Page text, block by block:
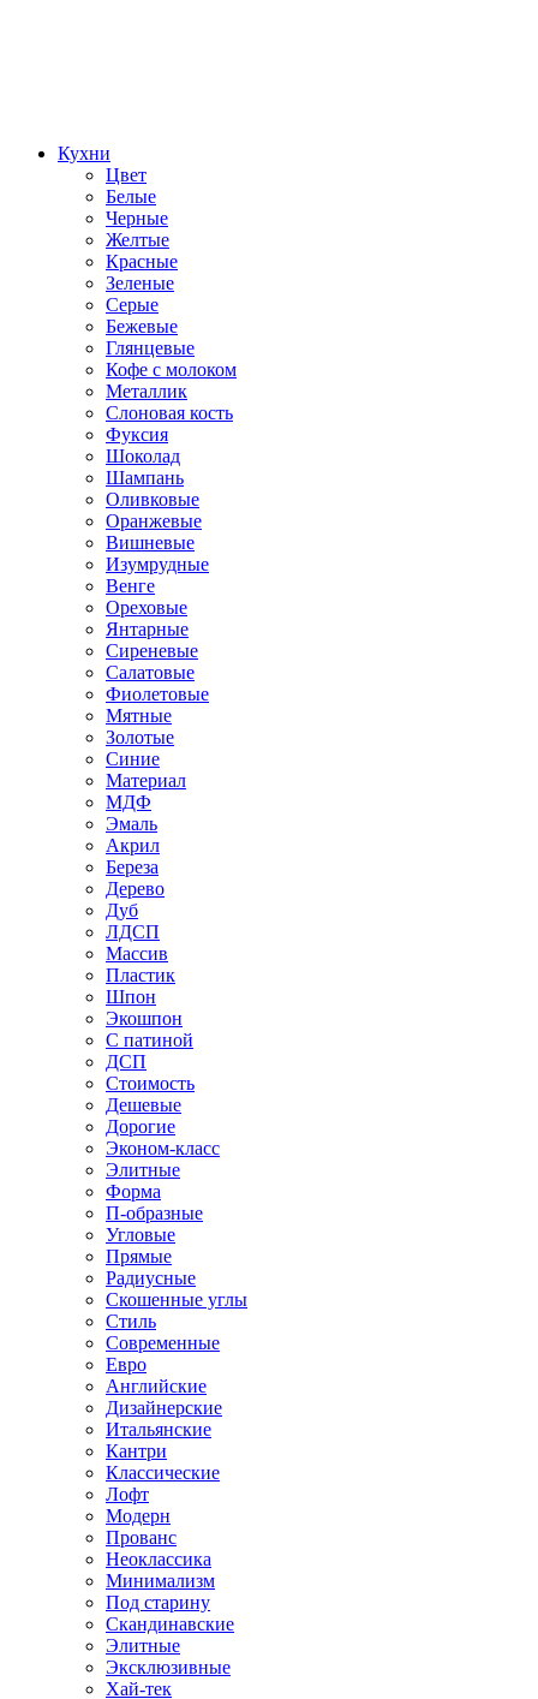
Кухни
Цвет
Белые
Черные
Желтые
Красные
Зеленые
Серые
Бежевые
Глянцевые
Кофе с молоком
Металлик
Слоновая кость
Фуксия
Шоколад
Шампань
Оливковые
Оранжевые
Вишневые
Изумрудные
Венге
Ореховые
Янтарные
Сиреневые
Салатовые
Фиолетовые
Мятные
Золотые
Синие
Материал
МДФ
Эмаль
Акрил
Береза
Дерево
Дуб
ЛДСП
Массив
Пластик
Шпон
Экошпон
С патиной
ДСП
Стоимость
Дешевые
Дорогие
Эконом-класс
Элитные
Форма
П-образные
Угловые
Прямые
Радиусные
Скошенные углы
Стиль
Современные
Евро
Английские
Дизайнерские
Итальянские
Кантри
Классические
Лофт
Модерн
Прованс
Неоклассика
Минимализм
Под старину
Скандинавские
Элитные
Эксклюзивные
Хай-тек